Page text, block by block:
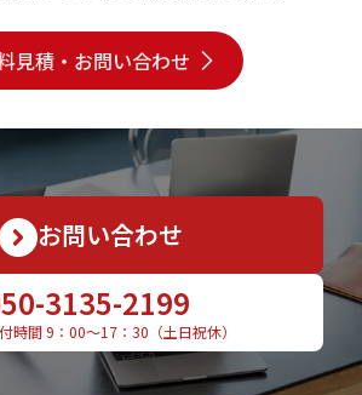
見積・お問い合わせ
お問い合わせ
3135-2199
時間 9：00〜17：30（土日祝休）